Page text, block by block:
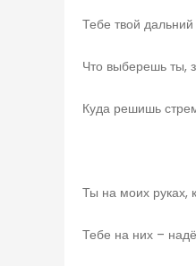
Тебе твой
Что выберешь ты,
Куда решишь
Ты на моих руках,
Тебе на них –